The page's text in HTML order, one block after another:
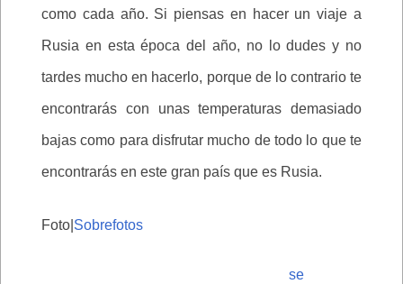
como cada año. Si piensas en hacer un viaje a
Rusia en esta época del año, no lo dudes y no
tardes mucho en hacerlo, porque de lo contrario te
encontrarás con unas temperaturas demasiado
bajas como para disfrutar mucho de todo lo que te
encontrarás en este gran país que es Rusia.
Foto| Sobrefotos
se